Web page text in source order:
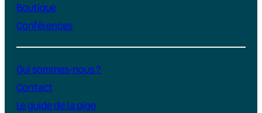
Boutique
Conférences
Qui sommes-nous ?
Contact
Le guide de la pige